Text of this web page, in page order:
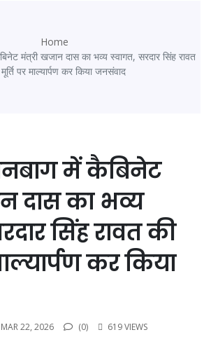
Home
मंत्री खजान दास का भव्य स्वागत, सरदार सिंह रावत
पर माल्यार्पण कर किया जनसंवाद
में कैबिनेट
दास का भव्य
सिंह रावत की
कर किया
MAR 22, 2026 (0) 619 VIEWS